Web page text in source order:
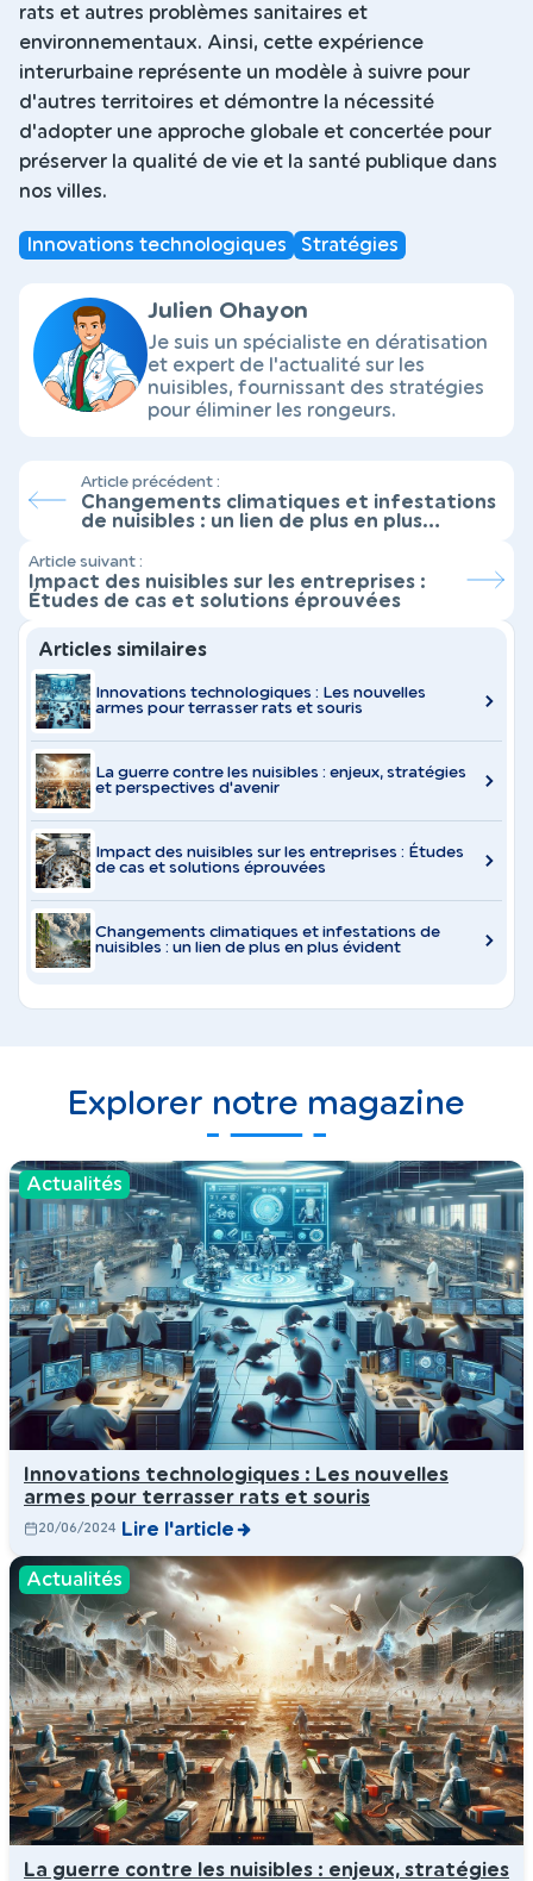
rats et autres problèmes sanitaires et
environnementaux. Ainsi, cette expérience
interurbaine représente un modèle à suivre pour
d'autres territoires et démontre la nécessité
d'adopter une approche globale et concertée pour
préserver la qualité de vie et la santé publique dans
nos villes.
Innovations technologiques Stratégies
Julien Ohayon
Je suis un spécialiste en dératisation
et expert de l'actualité sur les
nuisibles, fournissant des stratégies
pour éliminer les rongeurs.
Article précédent :
Changements climatiques et infestations
de nuisibles : un lien de plus en plus
Article suivant :
Impact des nuisibles sur les entreprises :
Études de cas et solutions éprouvées
Articles similaires
Innovations technologiques : Les nouvelles
armes pour terrasser rats et souris
La guerre contre les nuisibles : enjeux, stratégies
et perspectives d'avenir
Impact des nuisibles sur les entreprises : Études
de cas et solutions éprouvées
Changements climatiques et infestations de
nuisibles : un lien de plus en plus évident
Explorer notre magazine
Actualités
Innovations technologiques : Les nouvelles
armes pour terrasser rats et souris
20/06/2024 Lire l'article
Actualités
La guerre contre les nuisibles : enjeux, stratégies